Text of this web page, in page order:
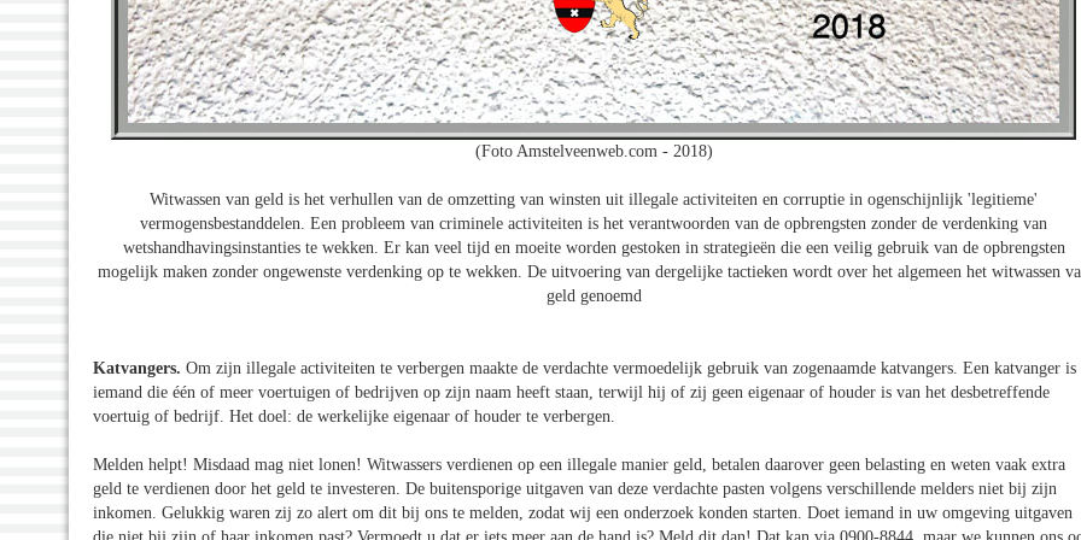
(Foto Amstelveenweb.com - 2018)
Witwassen van geld is het verhullen van de omzetting van winsten uit illegale activiteiten en corruptie in ogenschijnlijk 'legitieme'
vermogensbestanddelen. Een probleem van criminele activiteiten is het verantwoorden van de opbrengsten zonder de verdenking van
wetshandhavingsinstanties te wekken. Er kan veel tijd en moeite worden gestoken in strategieën die een veilig gebruik van de opbrengsten
mogelijk maken zonder ongewenste verdenking op te wekken. De uitvoering van dergelijke tactieken wordt over het algemeen het witwassen
geld genoemd
Katvangers. Om zijn illegale activiteiten te verbergen maakte de verdachte vermoedelijk gebruik van zogenaamde katvangers. Een katvanger is
iemand die één of meer voertuigen of bedrijven op zijn naam heeft staan, terwijl hij of zij geen eigenaar of houder is van het desbetreffende
voertuig of bedrijf. Het doel: de werkelijke eigenaar of houder te verbergen.
Melden helpt! Misdaad mag niet lonen! Witwassers verdienen op een illegale manier geld, betalen daarover geen belasting en weten vaak extra
geld te verdienen door het geld te investeren. De buitensporige uitgaven van deze verdachte pasten volgens verschillende melders niet bij zijn
inkomen. Gelukkig waren zij zo alert om dit bij ons te melden, zodat wij een onderzoek konden starten. Doet iemand in uw omgeving uitgaven
die niet bij zijn of haar inkomen past? Vermoedt u dat er iets meer aan de hand is? Meld dit dan! Dat kan via 0900-8844, maar we kunnen ons